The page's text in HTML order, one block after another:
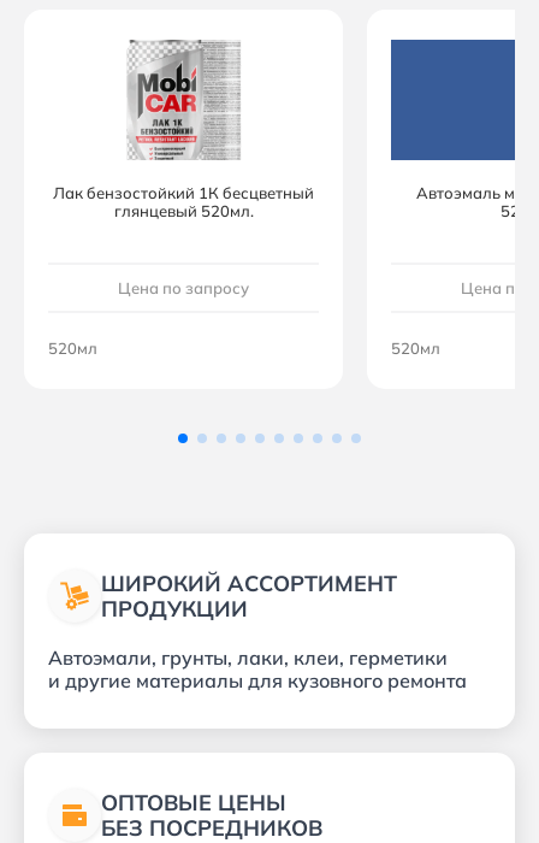
Лак бензостойкий 1К бесцветный
глянцевый 520мл.
Цена по запросу
520мл
Автоэмаль
Цена по
520мл
ШИРОКИЙ АССОРТИМЕНТ
ПРОДУКЦИИ
Автоэмали, грунты, лаки, клеи, герметики
и другие материалы для кузовного ремонта
ОПТОВЫЕ ЦЕНЫ
БЕЗ ПОСРЕДНИКОВ